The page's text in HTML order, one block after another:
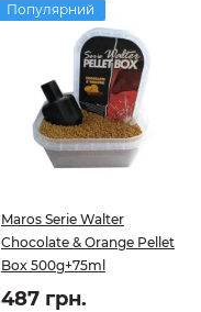
Популярний
Maros Serie Walter
Chocolate & Orange Pellet
Box 500g+75ml
487 грн.